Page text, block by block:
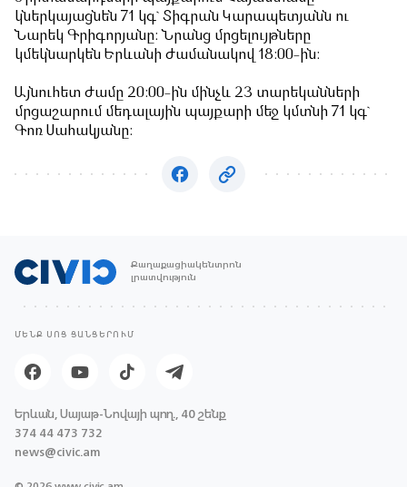
կներկայացնեն 71 կգ` Տիգրան Կարապետյանն ու
Նարեկ Գրիգորյանը: Նրանց մրցելույթները
կմեկնարկեն Երևանի ժամանակով 18:00-ին:
Այնուհետ ժամը 20:00-ին մինչև 23 տարեկանների
մրցաշարում մեդալային պայքարի մեջ կմտնի 71 կգ`
Գոռ Սահակյանը:
Քաղաքացիակենտրոն
լրատվություն
ՄԵՆՔ ՍՈՑ ՑԱՆՑԵՐՈՒՄ
Երևան, Սայաթ-Նովայի պող., 40 շենք
374 44 473 732
news@civic.am